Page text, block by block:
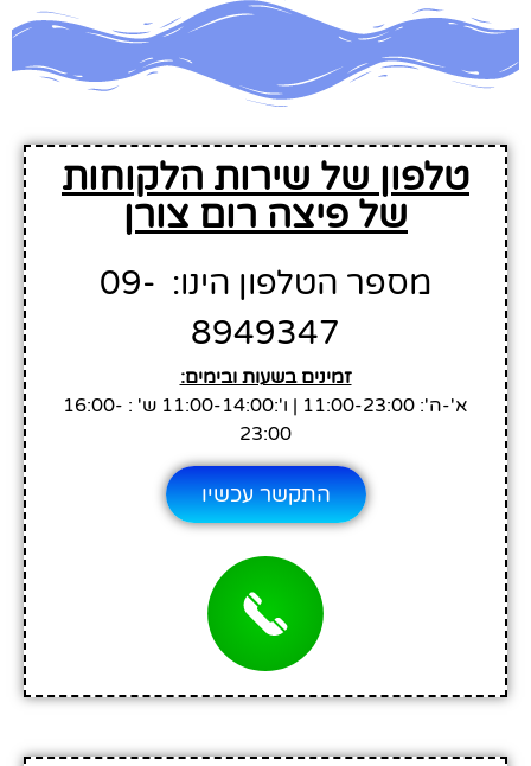
טלפון של שירות הלקוחות
של פיצה רום צורן
מספר הטלפון הינו: 09-
8949347
זמינים בשעות ובימים:
א'-ה': 11:00-23:00 | ו':11:00-14:00 ש' : 16:00-
23:00
התקשר עכשיו